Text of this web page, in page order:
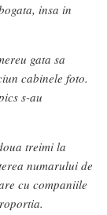
insa in
gata sa
cabinele foto.
s-au
treimi la
numarului de
cu companiile